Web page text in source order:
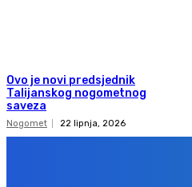
Ovo je novi predsjednik
Talijanskog nogometnog
saveza
Nogomet 22 lipnja, 2026